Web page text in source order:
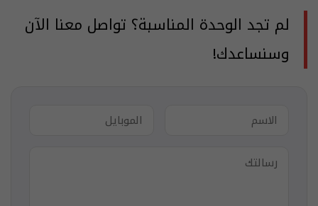
لم تجد الوحدة المناسبة؟ تواصل معنا الآن
وسنساعدك!